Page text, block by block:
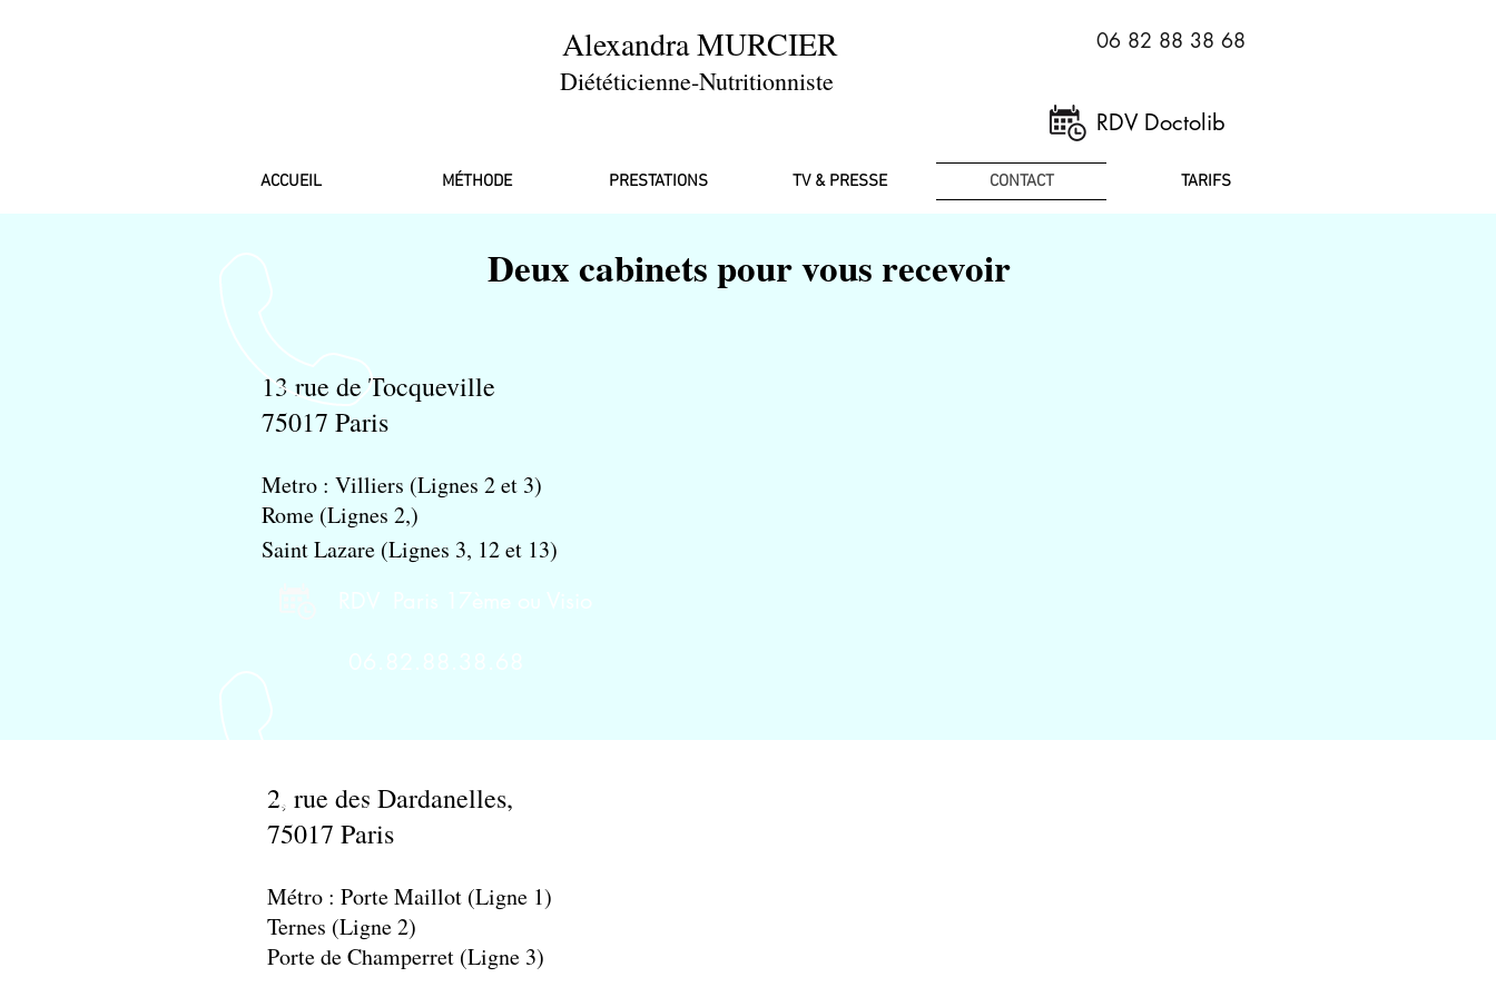
Alexandra MURCIER
Diététicienne-Nutritionniste
06 82 88 38 68
RDV Doctolib
ACCUEIL MÉTHODE PRESTATIONS TV & PRESSE CONTACT TARIFS
Deux cabinets pour vous recevoir
13 rue de Tocqueville
75017 Paris
Metro : Villiers (Lignes 2 et 3)
Rome (Lignes 2,)
Saint Lazare (Lignes 3, 12 et 13)
RDV Paris 17ème ou Visio
06.82.88.38.68
2, rue des Dardanelles,
75017 Paris
Métro : Porte Maillot (Ligne 1)
Ternes (Ligne 2)
Porte de Champerret (Ligne 3)